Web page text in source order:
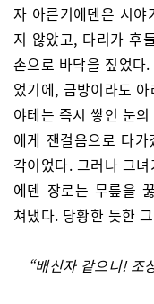
자 아른기에덴은 시
지 않았고, 다리가 후
손으로 바닥을 짚었다
었기에, 금방이라도
야테는 즉시 쌓인 눈
에게 잰걸음으로 다
각이었다. 그러나 그
에덴 장로는 무릎을
쳐냈다. 당황한 듯한
“배신자 같으니! 조